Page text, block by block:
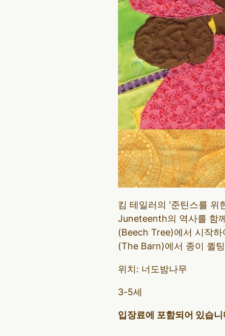
킴 테일러의 '준틴스를
Juneteenth의 역사를 함
(Beech Tree)에서 시작
(The Barn)에서 종이 퀼
위치: 너도밤나무
3-5세
입장료에 포함되어 있습니